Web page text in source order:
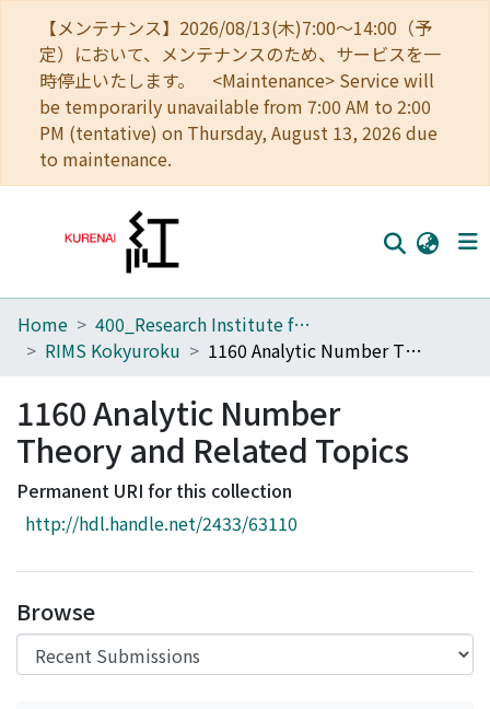
【メンテナンス】2026/08/13(木)7:00～14:00（予
定）において、メンテナンスのため、サービスを一
時停止いたします。 <Maintenance> Service will
be temporarily unavailable from 7:00 AM to 2:00
PM (tentative) on Thursday, August 13, 2026 due
to maintenance.
Home
Browse
Download Ranking
Access Statistics
Home
400_Research Institute for Mathematical Sciences
RIMS Kokyuroku
1160 Analytic Number Theory and Related Topics
1160 Analytic Number
Theory and Related Topics
Permanent URI for this collection
http://hdl.handle.net/2433/63110
Browse